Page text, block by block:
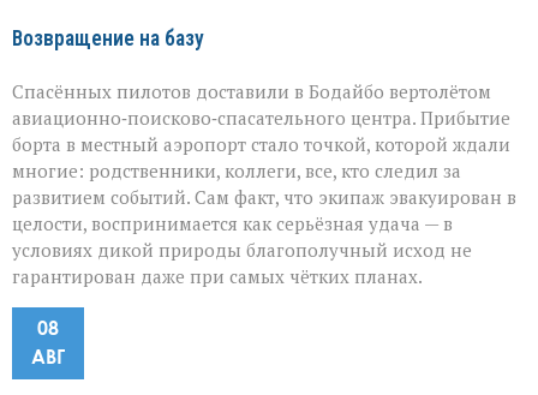
Возвращение на базу
Спасённых пилотов доставили в Бодайбо вертолётом
авиационно‑поисково‑спасательного центра. Прибытие
борта в местный аэропорт стало точкой, которой ждали
многие: родственники, коллеги, все, кто следил за
развитием событий. Сам факт, что экипаж эвакуирован в
целости, воспринимается как серьёзная удача — в
условиях дикой природы благополучный исход не
гарантирован даже при самых чётких планах.
08
АВГ